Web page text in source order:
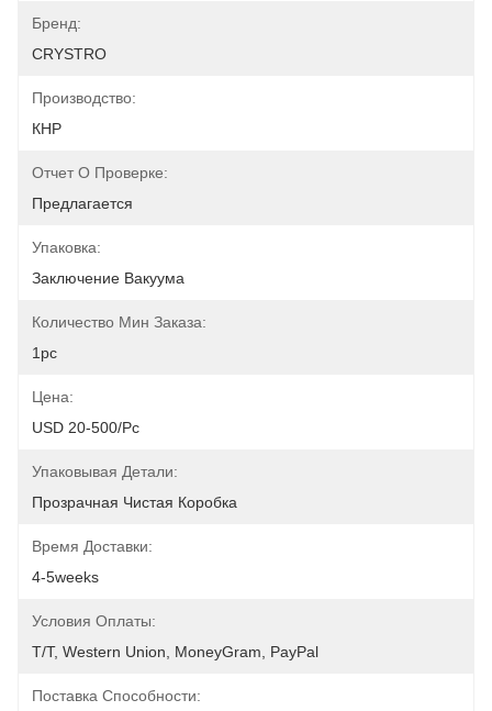
Бренд:
CRYSTRO
Производство:
КНР
Отчет О Проверке:
Предлагается
Упаковка:
Заключение Вакуума
Количество Мин Заказа:
1pc
Цена:
USD 20-500/pc
Упаковывая Детали:
Прозрачная Чистая Коробка
Время Доставки:
4-5weeks
Условия Оплаты:
T/T, Western Union, MoneyGram, PayPal
Поставка Способности: